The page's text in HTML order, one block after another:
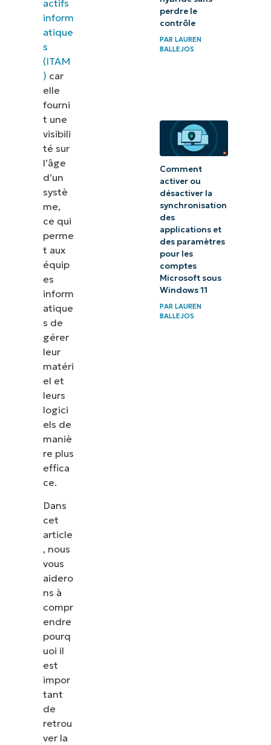
actifs
inform
atique
s
(ITAM
) car
elle
fourni
t une
visibili
té sur
l’âge
d’un
systè
me,
ce qui
perme
t aux
équip
es
inform
atique
s de
gérer
leur
matéri
el et
leurs
logici
els de
maniè
re plus
effica
ce.
Dans
cet
article
, nous
vous
aidero
ns à
compr
endre
pourq
uoi il
est
impor
tant
de
retrou
ver la
perdre le
contrôle
PAR LAUREN
BALLEJOS
Comment
activer ou
désactiver la
synchronisation
des
applications et
des paramètres
pour les
comptes
Microsoft sous
Windows 11
PAR LAUREN
BALLEJOS